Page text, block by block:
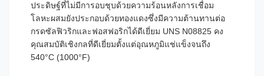
ประดิษฐ์ที่ไม่มีการอบชุบด้วยความร้อนหลังการเชื่อม
โลหะผสมยังประกอบด้วยทองแดงซึ่งมีความต้านทานต่อ
กรดซัลฟิวริกและฟอสฟอริกได้ดีเยี่ยม UNS N08825 คง
คุณสมบัติเชิงกลที่ดีเยี่ยมตั้งแต่อุณหภูมิแช่แข็งจนถึง
540°C (1000°F)